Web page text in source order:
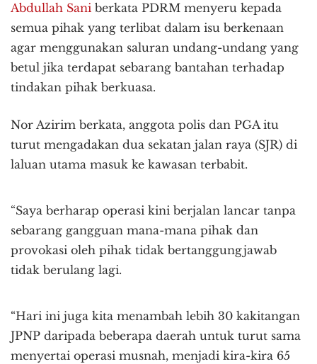
Abdullah Sani berkata PDRM menyeru kepada
semua pihak yang terlibat dalam isu berkenaan
agar menggunakan saluran undang-undang yang
betul jika terdapat sebarang bantahan terhadap
tindakan pihak berkuasa.
Nor Azirim berkata, anggota polis dan PGA itu
turut mengadakan dua sekatan jalan raya (SJR) di
laluan utama masuk ke kawasan terbabit.
“Saya berharap operasi kini berjalan lancar tanpa
sebarang gangguan mana-mana pihak dan
provokasi oleh pihak tidak bertanggungjawab
tidak berulang lagi.
“Hari ini juga kita menambah lebih 30 kakitangan
JPNP daripada beberapa daerah untuk turut sama
menyertai operasi musnah, menjadi kira-kira 65